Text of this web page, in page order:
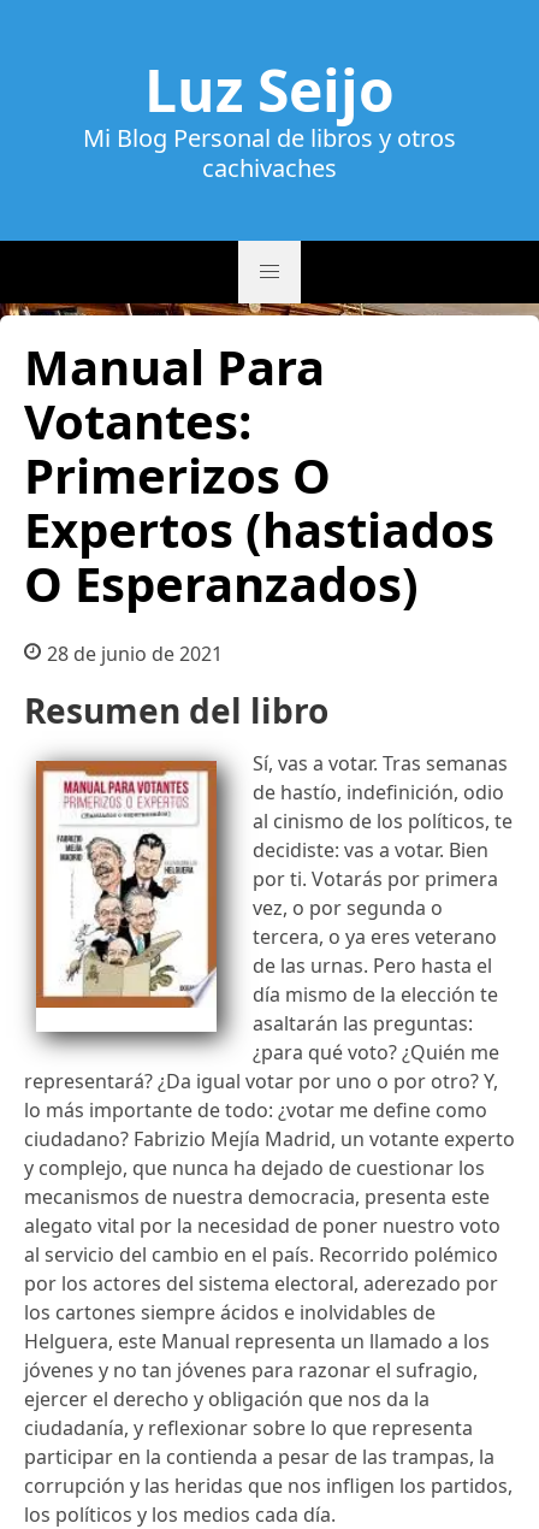
Luz Seijo
Mi Blog Personal de libros y otros
cachivaches
Manual Para
Votantes:
Primerizos O
Expertos (hastiados
O Esperanzados)
28 de junio de 2021
Resumen del libro
Sí, vas a votar. Tras semanas
de hastío, indefinición, odio
al cinismo de los políticos, te
decidiste: vas a votar. Bien
por ti. Votarás por primera
vez, o por segunda o
tercera, o ya eres veterano
de las urnas. Pero hasta el
día mismo de la elección te
asaltarán las preguntas:
¿para qué voto? ¿Quién me
representará? ¿Da igual votar por uno o por otro? Y,
lo más importante de todo: ¿votar me define como
ciudadano? Fabrizio Mejía Madrid, un votante experto
y complejo, que nunca ha dejado de cuestionar los
mecanismos de nuestra democracia, presenta este
alegato vital por la necesidad de poner nuestro voto
al servicio del cambio en el país. Recorrido polémico
por los actores del sistema electoral, aderezado por
los cartones siempre ácidos e inolvidables de
Helguera, este Manual representa un llamado a los
jóvenes y no tan jóvenes para razonar el sufragio,
ejercer el derecho y obligación que nos da la
ciudadanía, y reflexionar sobre lo que representa
participar en la contienda a pesar de las trampas, la
corrupción y las heridas que nos infligen los partidos,
los políticos y los medios cada día.